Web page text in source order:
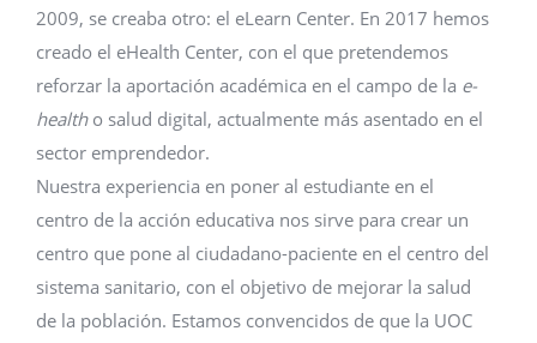
2009, se creaba otro: el eLearn Center. En 2017 hemos
creado el eHealth Center, con el que pretendemos
reforzar la aportación académica en el campo de la e-
health o salud digital, actualmente más asentado en el
sector emprendedor.
Nuestra experiencia en poner al estudiante en el
centro de la acción educativa nos sirve para crear un
centro que pone al ciudadano-paciente en el centro del
sistema sanitario, con el objetivo de mejorar la salud
de la población. Estamos convencidos de que la UOC